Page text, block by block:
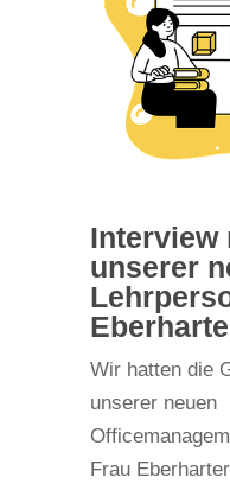
Interview
unserer
Wir hatten die
unserer neuen
Frau